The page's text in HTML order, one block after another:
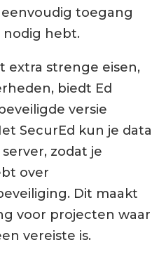
toegang
nodig hebt.
extra strenge eisen,
biedt Ed
versie
SecurEd kun je data
zodat je
over
Dit maakt
voor projecten waar
vereiste is.